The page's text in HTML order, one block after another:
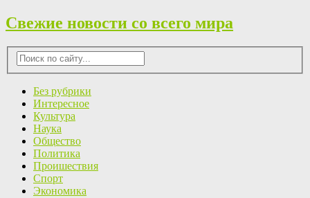
Свежие новости со всего мира
Без рубрики
Интересное
Культура
Наука
Общество
Политика
Проишествия
Спорт
Экономика